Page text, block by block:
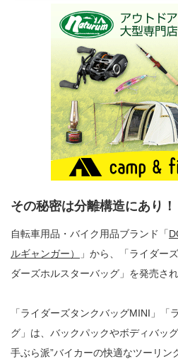
その秘密は分離構造にあり！
自転車用品・バイク用品ブランド「
ルギャンガー）
」から、「ライダー
ダーズホルスターバッグ」を発売され
「ライダーズタンクバッグMINI」「
グ」は、バックパックやボディバッ
手ぶら派”バイカーの快適なツーリン